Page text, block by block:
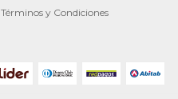
Términos y Condiciones